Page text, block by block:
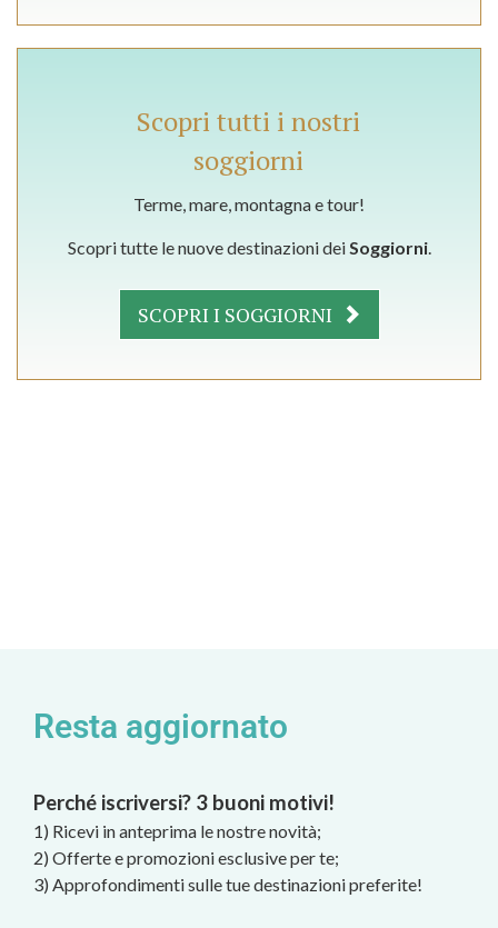
Scopri tutti i nostri
soggiorni
Terme, mare, montagna e tour!
Scopri tutte le nuove destinazioni deiSoggiorni.
SCOPRI I SOGGIORNI
Resta aggiornato
Perché iscriversi? 3 buoni motivi!
1) Ricevi in anteprima le nostre novità;
2) Offerte e promozioni esclusive per te;
3) Approfondimenti sulle tue destinazioni preferite!